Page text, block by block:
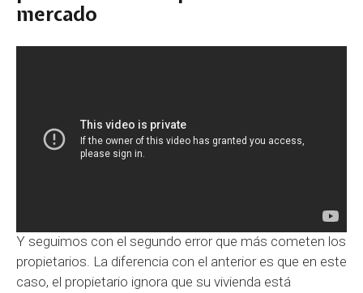
mercado
Y seguimos con el segundo error que más cometen los
propietarios. La diferencia con el anterior es que en este
caso, el propietario ignora que su vivienda está